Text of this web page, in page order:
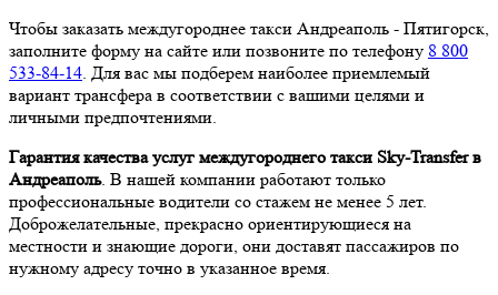
Чтобы заказать междугороднее такси Андреаполь - Пятигорск,
заполните форму на сайте или позвоните по телефону 8 800
533-84-14. Для вас мы подберем наиболее приемлемый
вариант трансфера в соответствии с вашими целями и
личными предпочтениями.
Гарантия качества услуг междугороднего такси Sky-Transfer в
Андреаполь. В нашей компании работают только
профессиональные водители со стажем не менее 5 лет.
Доброжелательные, прекрасно ориентирующиеся на
местности и знающие дороги, они доставят пассажиров по
нужному адресу точно в указанное время.